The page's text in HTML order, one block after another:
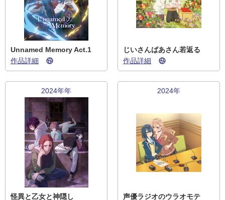
Unnamed Memory Act.1
作品詳細
じいさんばあさん若返る
作品詳細
2024年年
怪異と乙女と神隠し
2024年
声優ラジオのウラオモテ